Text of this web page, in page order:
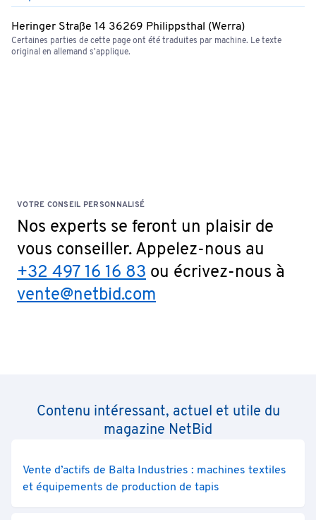
Heringer Straße 14 36269 Philippsthal (Werra)
Certaines parties de cette page ont été traduites par machine. Le texte
original en allemand s'applique.
VOTRE CONSEIL PERSONNALISÉ
Nos experts se feront un plaisir de
vous conseiller. Appelez-nous au
+32 497 16 16 83 ou écrivez-nous à
vente@netbid.com
Contenu intéressant, actuel et utile du
magazine NetBid
Vente d’actifs de Balta Industries : machines textiles
et équipements de production de tapis